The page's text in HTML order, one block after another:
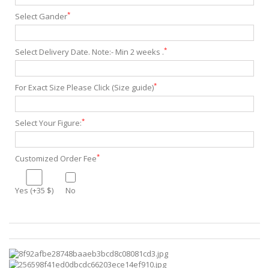
Select Gander*
Select Delivery Date. Note:- Min 2 weeks .*
For Exact Size Please Click (Size guide)*
Select Your Figure:*
Customized Order Fee*
Yes (+35 $) No